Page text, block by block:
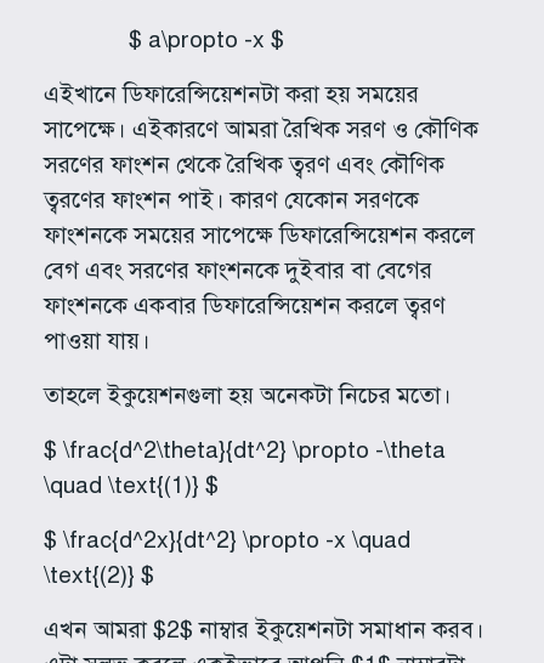
$ a\propto -x $
এইখানে ডিফারেন্সিয়েশনটা করা হয় সময়ের
সাপেক্ষে। এইকারণে আমরা রৈখিক সরণ ও কৌণিক
সরণের ফাংশন থেকে রৈখিক ত্বরণ এবং কৌণিক
ত্বরণের ফাংশন পাই। কারণ যেকোন সরণকে
ফাংশনকে সময়ের সাপেক্ষে ডিফারেন্সিয়েশন করলে
বেগ এবং সরণের ফাংশনকে দুইবার বা বেগের
ফাংশনকে একবার ডিফারেন্সিয়েশন করলে ত্বরণ
পাওয়া যায়।
তাহলে ইকুয়েশনগুলা হয় অনেকটা নিচের মতো।
$ \frac{d^2\theta}{dt^2} \propto -\theta
\quad \text{(1)} $
$ \frac{d^2x}{dt^2} \propto -x \quad
\text{(2)} $
এখন আমরা $2$ নাম্বার ইকুয়েশনটা সমাধান করব।